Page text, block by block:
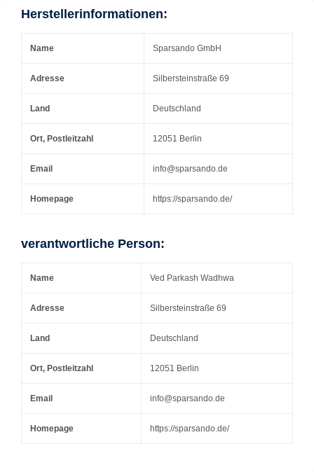
Herstellerinformationen:
Name Sparsando GmbH
Adresse Silbersteinstraße 69
Land Deutschland
Ort, Postleitzahl 12051 Berlin
Email info@sparsando.de
Homepage https://sparsando.de/
verantwortliche Person:
Name Ved Parkash Wadhwa
Adresse Silbersteinstraße 69
Land Deutschland
Ort, Postleitzahl 12051 Berlin
Email info@sparsando.de
Homepage https://sparsando.de/